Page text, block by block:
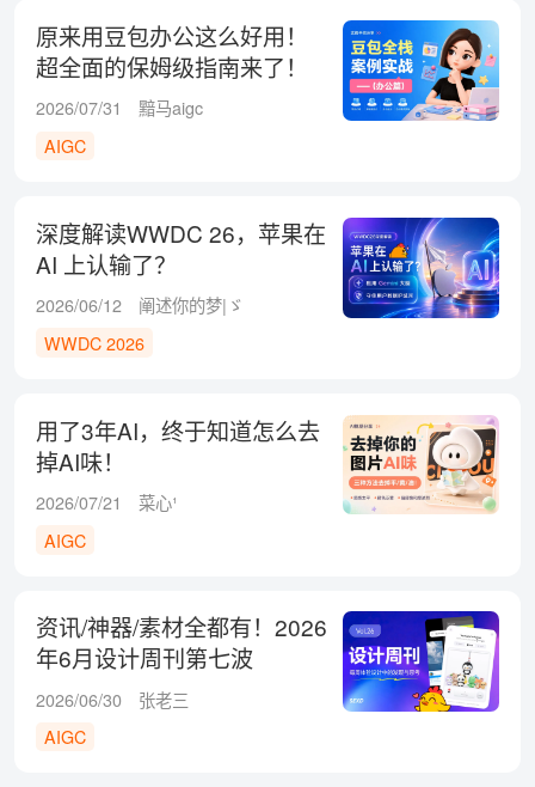
原来用豆包办公这么好用！
超全面的保姆级指南来了！
2026/07/31
黯马aigc
AIGC
深度解读WWDC 26，苹果在
AI 上认输了？
2026/06/12
阐述你的梦|ゞ
WWDC 2026
用了3年AI，终于知道怎么去
掉AI味！
2026/07/21
菜心¹
AIGC
资讯/神器/素材全都有！2026
年6月设计周刊第七波
2026/06/30
张老三
AIGC